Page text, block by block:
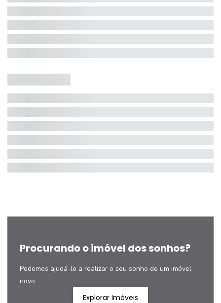
Procurando o imóvel dos sonhos?
Podemos ajudá-lo a realizar o seu sonho de um imóvel
novo
Explorar Imóveis